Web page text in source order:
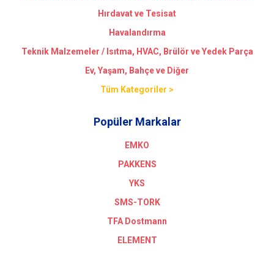
Hırdavat ve Tesisat
Havalandırma
Teknik Malzemeler / Isıtma, HVAC, Brülör ve Yedek Parça
Ev, Yaşam, Bahçe ve Diğer
Tüm Kategoriler >
Popüler Markalar
EMKO
PAKKENS
YKS
SMS-TORK
TFA Dostmann
ELEMENT